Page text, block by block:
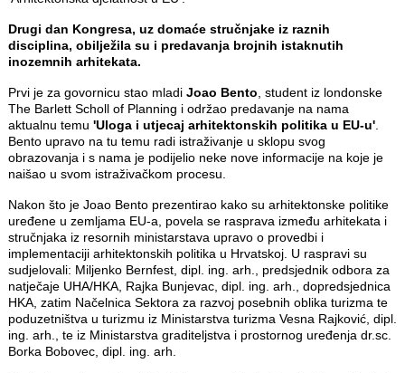
Drugi dan Kongresa, uz domaće stručnjake iz raznih
disciplina, obilježila su i predavanja brojnih istaknutih
inozemnih arhitekata.
Prvi je za govornicu stao mladi Joao Bento , student iz londonske
The Barlett Scholl of Planning i održao predavanje na nama
aktualnu temu 'Uloga i utjecaj arhitektonskih politika u EU-u'.
Bento upravo na tu temu radi istraživanje u sklopu svog
obrazovanja i s nama je podijelio neke nove informacije na koje je
naišao u svom istraživačkom procesu.
Nakon što je Joao Bento prezentirao kako su arhitektonske politike
uređene u zemljama EU-a, povela se rasprava između arhitekata i
stručnjaka iz resornih ministarstava upravo o provedbi i
implementaciji arhitektonskih politika u Hrvatskoj. U raspravi su
sudjelovali: Miljenko Bernfest, dipl. ing. arh., predsjednik odbora za
natječaje UHA/HKA, Rajka Bunjevac, dipl. ing. arh., dopredsjednica
HKA, zatim Načelnica Sektora za razvoj posebnih oblika turizma te
poduzetništva u turizmu iz Ministarstva turizma Vesna Rajković, dipl.
ing. arh., te iz Ministarstva graditeljstva i prostornog uređenja dr.sc.
Borka Bobovec, dipl. ing. arh.